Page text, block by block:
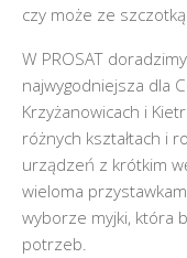
czy może ze
W PROSAT
najwygodniejsza dla
Krzyżanowicach i
różnych kształtach i
urządzeń z krótkim
wieloma
wyborze myjki, która
potrzeb.